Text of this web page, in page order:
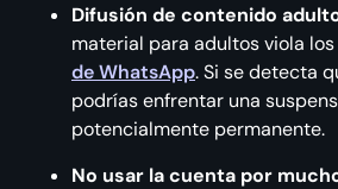
Difusión de contenido
material para adultos viola los
de WhatsApp. Si se detecta
podrías enfrentar una
potencialmente permanente.
No usar la cuenta por